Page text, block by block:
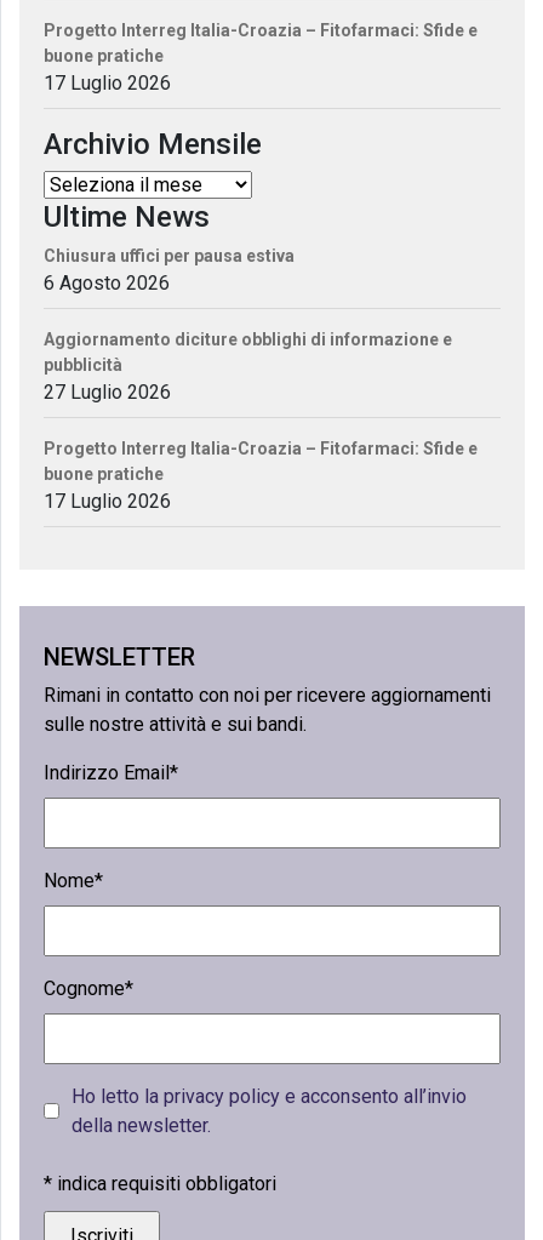
Progetto Interreg Italia-Croazia – Fitofarmaci: Sfide e
buone pratiche
17 Luglio 2026
Archivio Mensile
Ultime News
Chiusura uffici per pausa estiva
6 Agosto 2026
Aggiornamento diciture obblighi di informazione e
pubblicità
27 Luglio 2026
Progetto Interreg Italia-Croazia – Fitofarmaci: Sfide e
buone pratiche
17 Luglio 2026
NEWSLETTER
Rimani in contatto con noi per ricevere aggiornamenti
sulle nostre attività e sui bandi.
Indirizzo Email*
Nome*
Cognome*
Ho letto la privacy policy e acconsento all’invio
della newsletter.
* indica requisiti obbligatori